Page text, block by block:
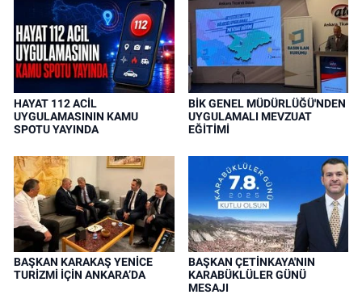
HAYAT 112 ACİL
UYGULAMASININ KAMU
SPOTU YAYINDA
BİK GENEL MÜDÜRLÜĞÜ'NDEN
UYGULAMALI MEVZUAT
EĞİTİMİ
BAŞKAN KARAKAŞ YENİCE
TURİZMİ İÇİN ANKARA’DA
BAŞKAN ÇETİNKAYA'NIN
KARABÜKLÜLER GÜNÜ
MESAJI